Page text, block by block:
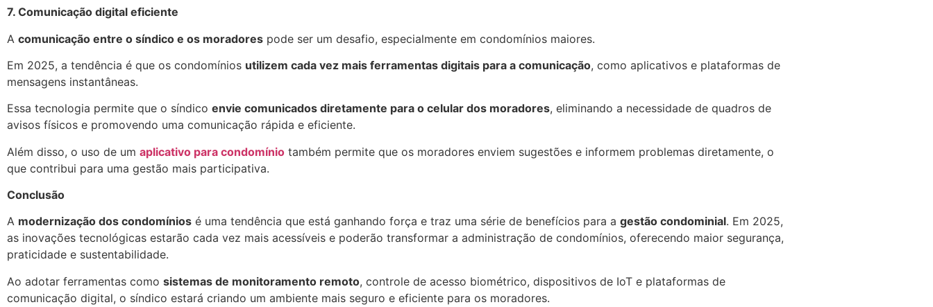
7. Comunicação digital eficiente
A comunicação entre o síndico e os moradores pode ser um desafio, especialmente em condomínios maiores.
Em 2025, a tendência é que os condomínios utilizem cada vez mais ferramentas digitais para a comunicação, como aplicativos e plataformas de
mensagens instantâneas.
Essa tecnologia permite que o síndico envie comunicados diretamente para o celular dos moradores, eliminando a necessidade de quadros de
avisos físicos e promovendo uma comunicação rápida e eficiente.
Além disso, o uso de um aplicativo para condomínio também permite que os moradores enviem sugestões e informem problemas diretamente, o
que contribui para uma gestão mais participativa.
Conclusão
A modernização dos condomínios é uma tendência que está ganhando força e traz uma série de benefícios para a gestão condominial. Em 2025,
as inovações tecnológicas estarão cada vez mais acessíveis e poderão transformar a administração de condomínios, oferecendo maior segurança,
praticidade e sustentabilidade.
Ao adotar ferramentas como sistemas de monitoramento remoto, controle de acesso biométrico, dispositivos de IoT e plataformas de
comunicação digital, o síndico estará criando um ambiente mais seguro e eficiente para os moradores.